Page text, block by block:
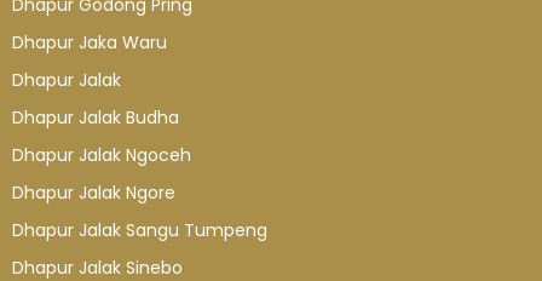
Dhapur Godong Pring
Dhapur Jaka Waru
Dhapur Jalak
Dhapur Jalak Budha
Dhapur Jalak Ngoceh
Dhapur Jalak Ngore
Dhapur Jalak Sangu Tumpeng
Dhapur Jalak Sinebo